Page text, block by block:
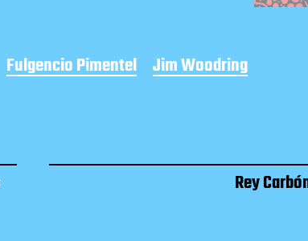
Fulgencio Pimentel Jim Woodring
Rey